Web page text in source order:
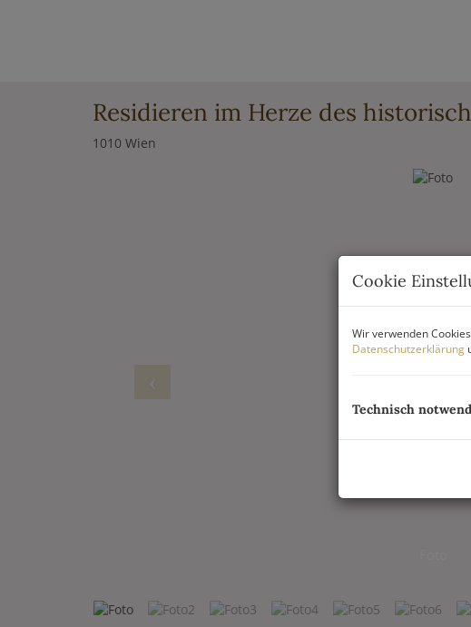
Residieren im Herze des
1010 Wien
Cookie
Wir verwenden
Datenschutzerklärung
Technisch